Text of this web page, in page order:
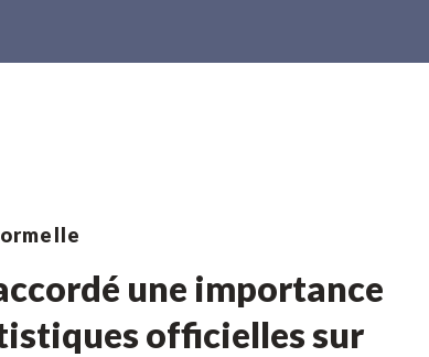
une importance
officielles sur